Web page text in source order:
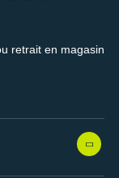
en magasin